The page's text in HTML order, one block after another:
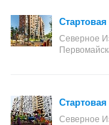
Северное
Северное